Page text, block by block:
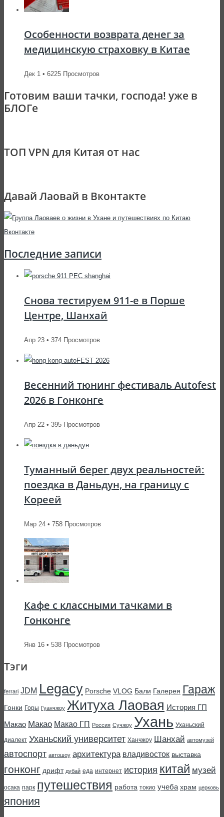
Особенности возврата денег за
медицинскую страховку в Китае
Дек 1 • 6225 Просмотров
Готовим ваши тачки, господа! уже в
БЛОГе
ТОП VPN для Китая от нас
Давай Лаовай в Вконтакте
Последние записи
Снова тестируем 911-е в Порше
Центре, Шанхай
Апр 23 • 374 Просмотров
Весенний тюнинг фестиваль Autofest
2026 в Гонконге
Апр 22 • 395 Просмотров
Туманный берег двух реальностей:
поездка в Даньдун, на границу с
Кореей
Мар 24 • 758 Просмотров
Кафе с классными тачками в
Гонконге
Янв 16 • 538 Просмотров
Тэги
ferrari JDM Legacy Porsche VLOG Бали Галерея Гараж
Гонки Горы Гуанчжоу Житуха Лаовая История ГП
Макао Макао Макао ГП Россия Сучжоу Ухань Уханьский
диалект Уханьский университет Ханчжоу Шанхай автомузей
автоспорт автошоу архитектура владивосток выставка
гонконг дрифт дубай еда интернет история китай музей
осака парк путешествия работа токио учеба храм церковь
япония